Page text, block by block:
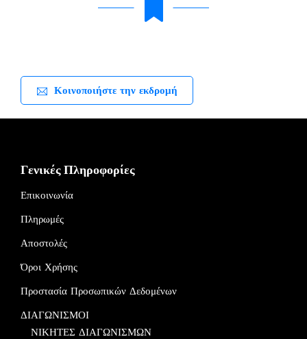
Κοινοποιήστε την εκδρομή
Γενικές Πληροφορίες
Επικοινωνία
Πληρωμές
Αποστολές
Όροι Χρήσης
Προστασία Προσωπικών Δεδομένων
ΔΙΑΓΩΝΙΣΜΟΙ
ΝΙΚΗΤΕΣ ΔΙΑΓΩΝΙΣΜΩΝ